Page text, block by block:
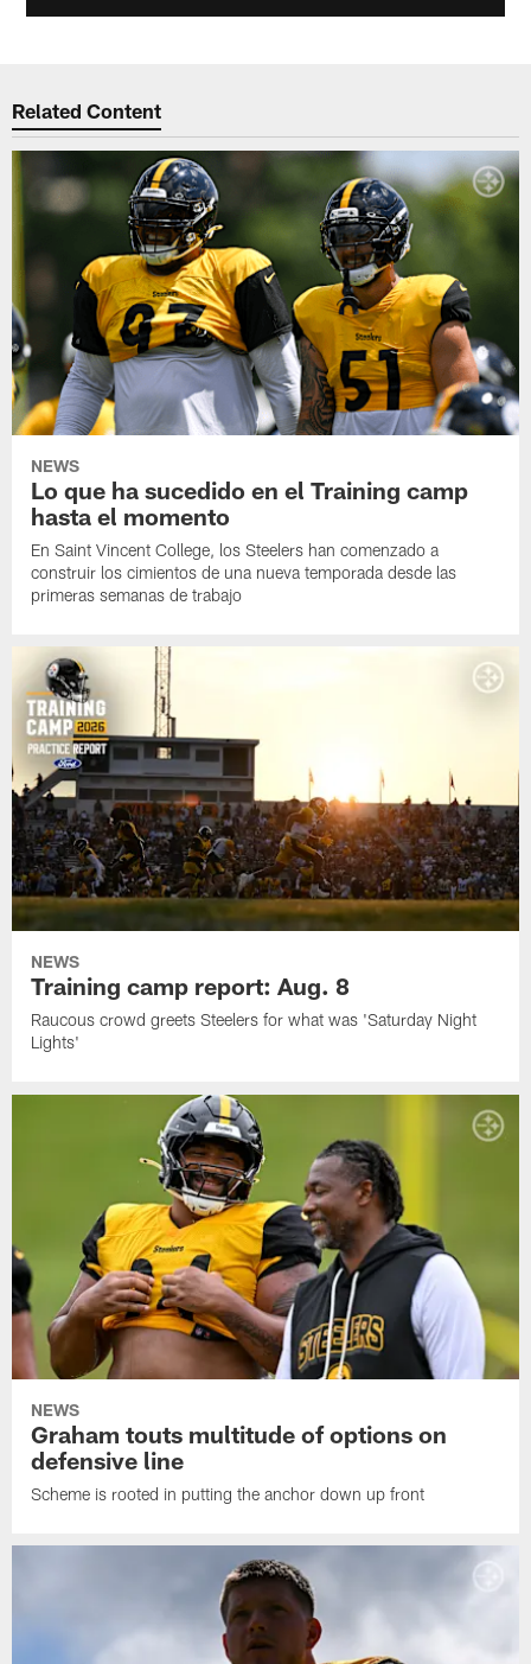
Related Content
NEWS
Lo que ha sucedido en el Training camp
hasta el momento
En Saint Vincent College, los Steelers han comenzado a
construir los cimientos de una nueva temporada desde las
primeras semanas de trabajo
NEWS
Training camp report: Aug. 8
Raucous crowd greets Steelers for what was 'Saturday Night
Lights'
NEWS
Graham touts multitude of options on
defensive line
Scheme is rooted in putting the anchor down up front